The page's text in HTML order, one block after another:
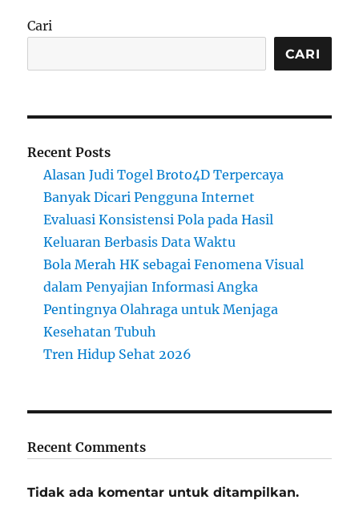
Cari
CARI
Recent Posts
Alasan Judi Togel Broto4D Terpercaya
Banyak Dicari Pengguna Internet
Evaluasi Konsistensi Pola pada Hasil
Keluaran Berbasis Data Waktu
Bola Merah HK sebagai Fenomena Visual
dalam Penyajian Informasi Angka
Pentingnya Olahraga untuk Menjaga
Kesehatan Tubuh
Tren Hidup Sehat 2026
Recent Comments
Tidak ada komentar untuk ditampilkan.